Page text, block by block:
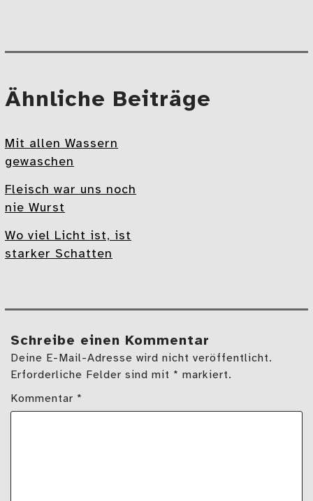
Mehr
Ähnliche Beiträge
Mit allen Wassern
gewaschen
Fleisch war uns noch
nie Wurst
Wo viel Licht ist, ist
starker Schatten
Schreibe einen Kommentar
Deine E-Mail-Adresse wird nicht veröffentlicht.
Erforderliche Felder sind mit * markiert.
Kommentar *